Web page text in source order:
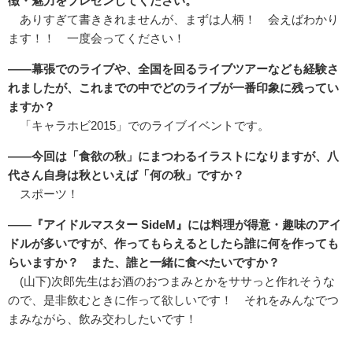
ありすぎて書ききれませんが、まずは人柄！ 会えばわかり
ます！！ 一度会ってください！
――幕張でのライブや、全国を回るライブツアーなども経験さ
れましたが、これまでの中でどのライブが一番印象に残ってい
ますか？
「キャラホビ2015」でのライブイベントです。
――今回は「食欲の秋」にまつわるイラストになりますが、八
代さん自身は秋といえば「何の秋」ですか？
スポーツ！
――『アイドルマスター SideM』には料理が得意・趣味のアイ
ドルが多いですが、作ってもらえるとしたら誰に何を作っても
らいますか？ また、誰と一緒に食べたいですか？
(山下)次郎先生はお酒のおつまみとかをササっと作れそうな
ので、是非飲むときに作って欲しいです！ それをみんなでつ
まみながら、飲み交わしたいです！